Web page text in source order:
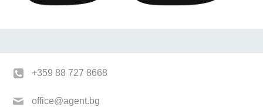
+359 88 727 8668
office@agent.bg